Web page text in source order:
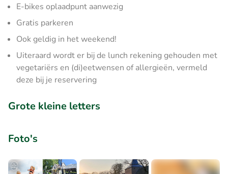
E-bikes oplaadpunt aanwezig
Gratis parkeren
Ook geldig in het weekend!
Uiteraard wordt er bij de lunch rekening gehouden met
vegetariërs en (di)eetwensen of allergieën, vermeld
deze bij je reservering
Grote kleine letters
Foto's